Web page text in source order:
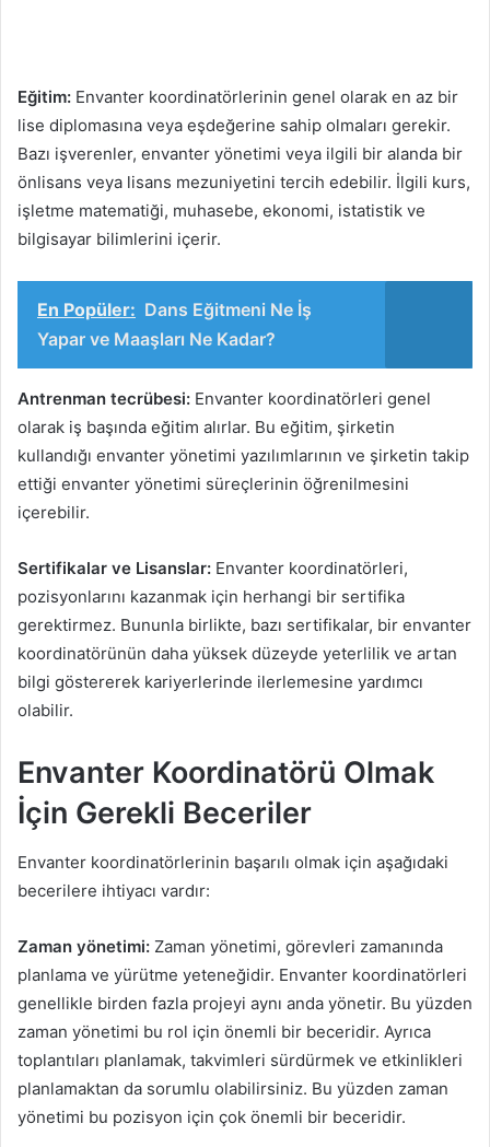
Eğitim: Envanter koordinatörlerinin genel olarak en az bir
lise diplomasına veya eşdeğerine sahip olmaları gerekir.
Bazı işverenler, envanter yönetimi veya ilgili bir alanda bir
önlisans veya lisans mezuniyetini tercih edebilir. İlgili kurs,
işletme matematiği, muhasebe, ekonomi, istatistik ve
bilgisayar bilimlerini içerir.
En Popüler: Dans Eğitmeni Ne İş
Yapar ve Maaşları Ne Kadar?
Antrenman tecrübesi: Envanter koordinatörleri genel
olarak iş başında eğitim alırlar. Bu eğitim, şirketin
kullandığı envanter yönetimi yazılımlarının ve şirketin takip
ettiği envanter yönetimi süreçlerinin öğrenilmesini
içerebilir.
Sertifikalar ve Lisanslar: Envanter koordinatörleri,
pozisyonlarını kazanmak için herhangi bir sertifika
gerektirmez. Bununla birlikte, bazı sertifikalar, bir envanter
koordinatörünün daha yüksek düzeyde yeterlilik ve artan
bilgi göstererek kariyerlerinde ilerlemesine yardımcı
olabilir.
Envanter Koordinatörü Olmak
İçin Gerekli Beceriler
Envanter koordinatörlerinin başarılı olmak için aşağıdaki
becerilere ihtiyacı vardır:
Zaman yönetimi: Zaman yönetimi, görevleri zamanında
planlama ve yürütme yeteneğidir. Envanter koordinatörleri
genellikle birden fazla projeyi aynı anda yönetir. Bu yüzden
zaman yönetimi bu rol için önemli bir beceridir. Ayrıca
toplantıları planlamak, takvimleri sürdürmek ve etkinlikleri
planlamaktan da sorumlu olabilirsiniz. Bu yüzden zaman
yönetimi bu pozisyon için çok önemli bir beceridir.